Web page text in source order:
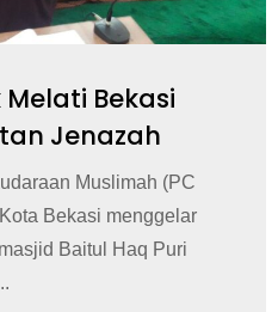
Bekasi
Jenazah
Muslimah (PC
Bekasi menggelar
Baitul Haq Puri